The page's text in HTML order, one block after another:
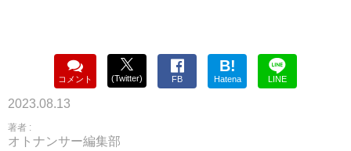
コメント (Twitter) FB
B!
Hatena LINE
2023.08.13
著者 :
オトナンサー編集部